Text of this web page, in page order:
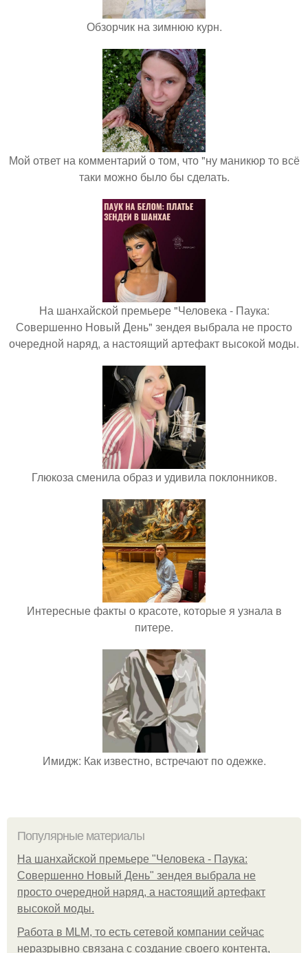
Обзорчик на зимнюю курн.
Мой ответ на комментарий о том, что "ну маникюр то всё
таки можно было бы сделать.
На шанхайской премьере "Человека - Паука:
Совершенно Новый День" зендея выбрала не просто
очередной наряд, а настоящий артефакт высокой моды.
Глюкоза сменила образ и удивила поклонников.
Интересные факты о красоте, которые я узнала в
питере.
Имидж: Как известно, встречают по одежке.
Популярные материалы
На шанхайской премьере "Человека - Паука:
Совершенно Новый День" зендея выбрала не
просто очередной наряд, а настоящий артефакт
высокой моды.
Работа в MLM, то есть сетевой компании сейчас
неразрывно связана с создание своего контента,